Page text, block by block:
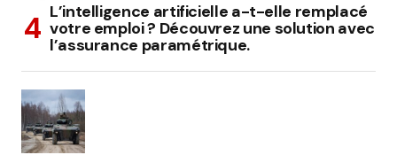
L’intelligence artificielle a-t-elle remplacé
votre emploi ? Découvrez une solution avec
l’assurance paramétrique.